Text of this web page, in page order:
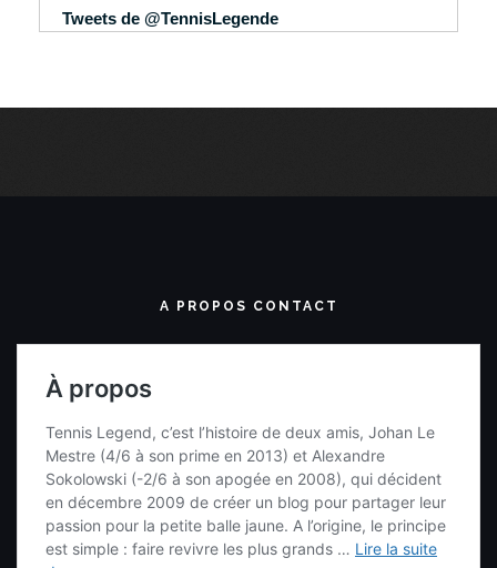
Tweets de @TennisLegende
A PROPOS CONTACT